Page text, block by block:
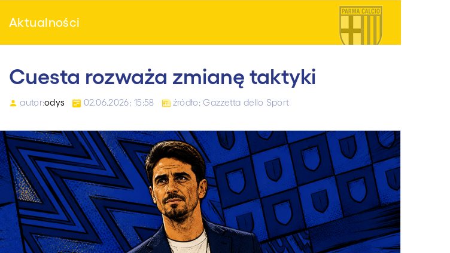
Aktualności
Cuesta rozważa zmianę taktyki
autor:odys 02.06.2026; 15:58 źródło: Gazzetta dello Sport